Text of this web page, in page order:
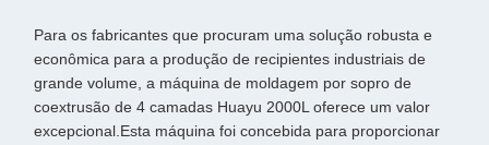
Para os fabricantes que procuram uma solução robusta e
econômica para a produção de recipientes industriais de
grande volume, a máquina de moldagem por sopro de
coextrusão de 4 camadas Huayu 2000L oferece um valor
excepcional.Esta máquina foi concebida para proporcionar